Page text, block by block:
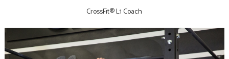
CrossFit® L1 Coach